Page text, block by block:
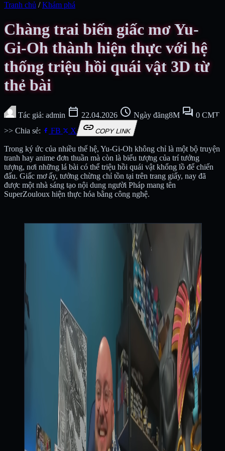
Tranh chủ / Khám phá
Chàng trai biến giấc mơ Yu-
Gi-Oh thành hiện thực với hệ
thống triệu hồi quái vật 3D từ
thẻ bài
Tác giả: admin calendar_today 22.04.2026 schedule Ngày đăng8M forum 0 CMT
>> Chia sẻ:
FB X linkCOPY LINK
Trong ký ức của nhiều thế hệ, Yu-Gi-Oh không chỉ là một bộ truyện
tranh hay anime đơn thuần mà còn là biểu tượng của trí tưởng
tượng, nơi những lá bài có thể triệu hồi quái vật khổng lồ để chiến
đấu. Giấc mơ ấy, tưởng chừng chỉ tồn tại trên trang giấy, nay đã
được một nhà sáng tạo nội dung người Pháp mang tên
SuperZouloux hiện thực hóa bằng công nghệ.